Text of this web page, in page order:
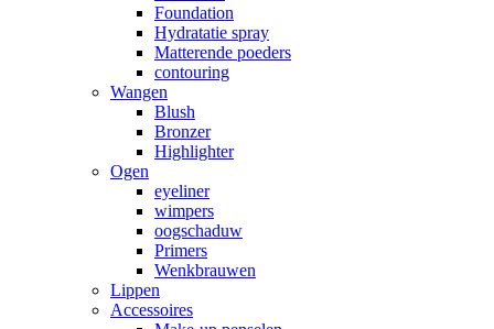
Foundation
Hydratatie spray
Matterende poeders
contouring
Wangen
Blush
Bronzer
Highlighter
Ogen
eyeliner
wimpers
oogschaduw
Primers
Wenkbrauwen
Lippen
Accessoires